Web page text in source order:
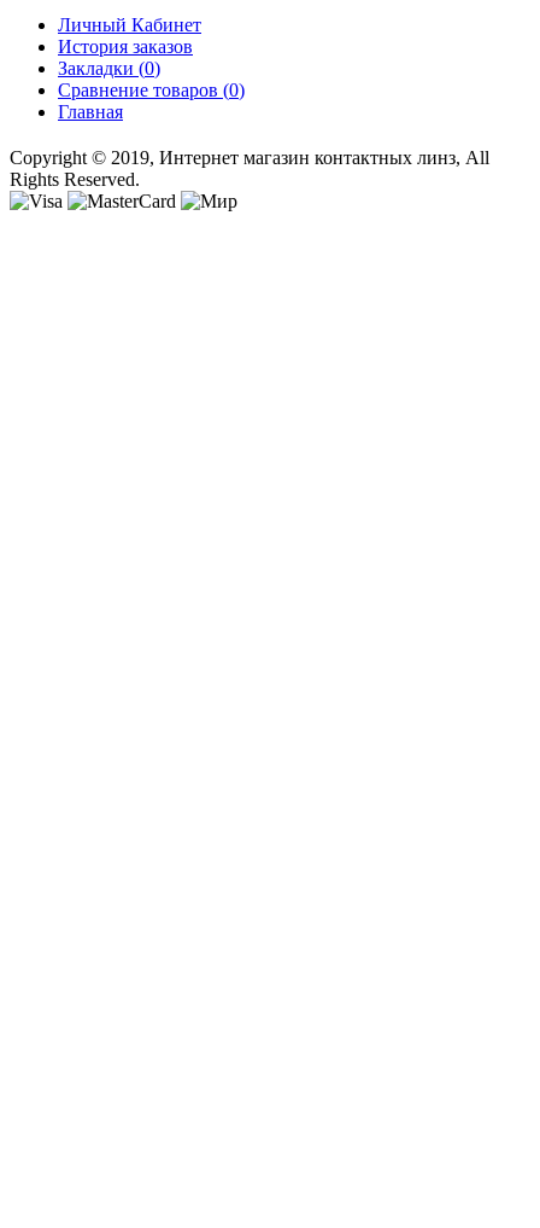
Личный Кабинет
История заказов
Закладки (0)
Сравнение товаров (0)
Главная
Copyright © 2019, Интернет магазин контактных линз, All
Rights Reserved.